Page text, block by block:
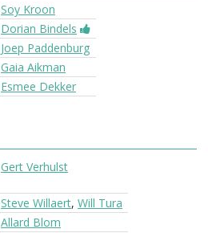
Soy Kroon
Dorian Bindels
Joep Paddenburg
Gaia Aikman
Esmee Dekker
Gert Verhulst
Steve Willaert, Will Tura
Allard Blom